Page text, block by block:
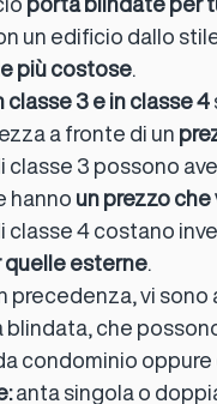
Porte sezionali garage
un edificio dallo
più costose
3 e in classe 4
a fronte di un
classe 3 possono
hanno un prezzo
classe 4 costano
quelle esterne
precedenza, vi
blindata, che
condominio oppure
anta singola o